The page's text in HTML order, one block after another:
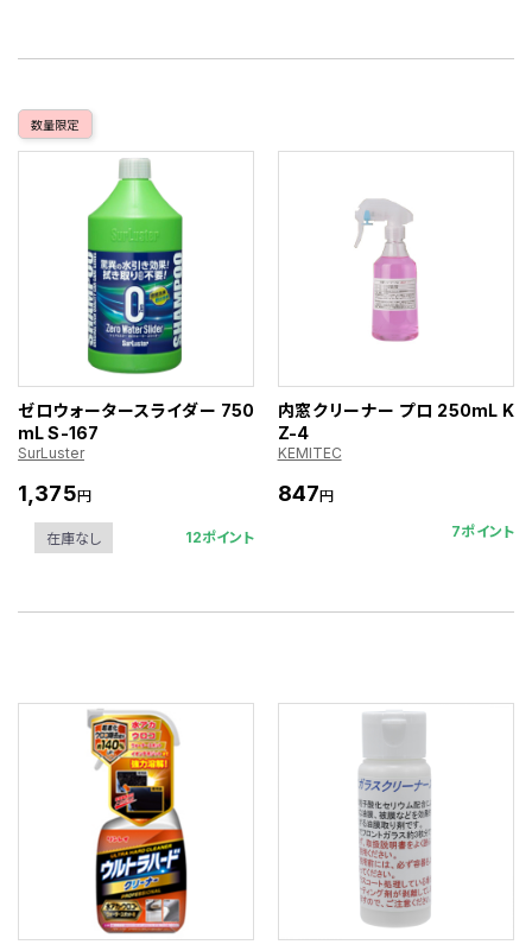
数量限定
ゼロウォータースライダー 750
mL S-167
SurLuster
1,375円
在庫なし 12ポイント
内窓クリーナー プロ 250mL K
Z-4
KEMITEC
847円
7ポイント